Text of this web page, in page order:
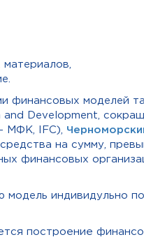
финансовых моделей
Development,
МФК, IFC),
на сумму,
финансовых
индивидульно
построение